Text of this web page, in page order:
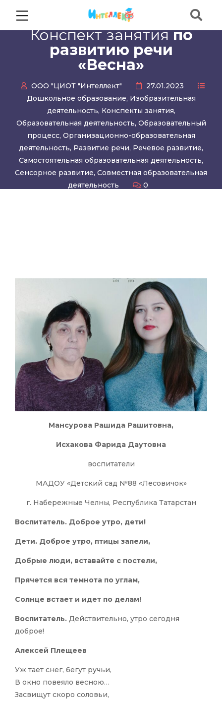
Конспект занятияпо
развитию речи
«Весна»
ООО "ЦИОТ "Интеллект"
27.01.2023
Дошкольное образование, Изобразительная
деятельность, Конспекты занятия,
Образовательная деятельность, Образовательный
процесс, Организационно-образовательная
деятельность, Развитие речи, Речевое развитие,
Самостоятельная образовательная деятельность,
Сенсорное развитие, Совместная образовательная
деятельность
0
Мансурова Рашида Рашитовна,
Исхакова Фарида Даутовна
воспитатели
МАДОУ «Детский сад №88 «Лесовичок»
г. Набережные Челны, Республика Татарстан
Воспитатель. Доброе утро, дети!
Дети. Доброе утро, птицы запели,
Добрые люди, вставайте с постели,
Прячется вся темнота по углам,
Солнце встает и идет по делам!
Воспитатель. Действительно, утро сегодня
доброе!
Алексей Плещеев
Уж тает снег, бегут ручьи,
В окно повеяло весною…
Засвищут скоро соловьи,